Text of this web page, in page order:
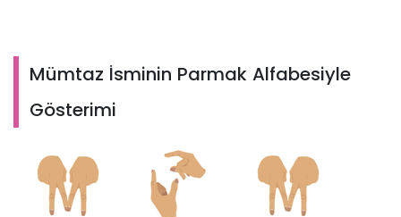
Mümtaz İsminin Parmak Alfabesiyle
Gösterimi